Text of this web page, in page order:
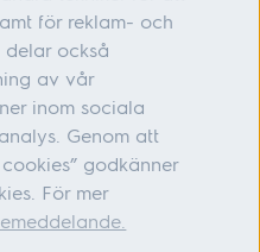
för reklam- och
delar också
av vår
inom sociala
Genom att
godkänner
För mer